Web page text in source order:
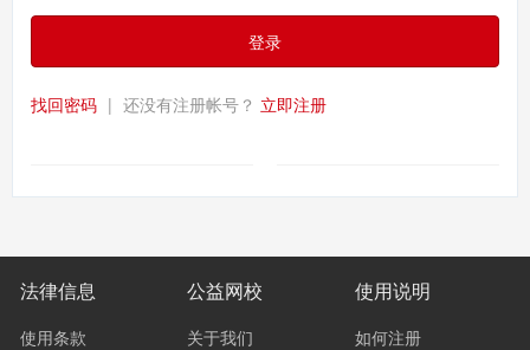
登录
找回密码 | 还没有注册帐号？ 立即注册
法律信息
使用条款
公益网校
关于我们
使用说明
如何注册